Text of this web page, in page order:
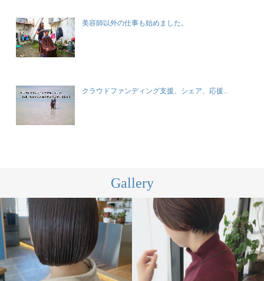
美容師以外の仕事も始めました。
クラウドファンディング支援、シェア、応援...
Gallery